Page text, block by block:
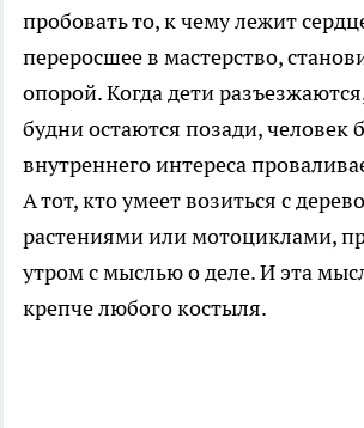
пробовать то, к чему лежит
переросшее в мастерство,
опорой. Когда дети
будни остаются позади, человек
внутреннего интереса
А тот, кто умеет возиться с
растениями или мотоциклами,
утром с мыслью о деле. И эта
крепче любого костыля.